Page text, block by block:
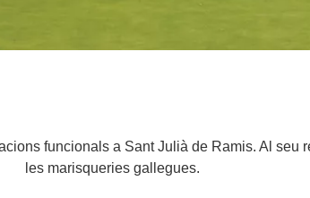
funcionals a Sant Julià de Ramis. Al seu
les marisqueries gallegues.